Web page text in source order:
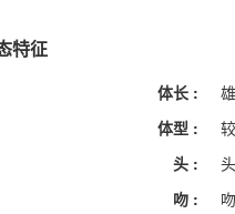
特征
体长 :
体型 :
头 :
吻 :